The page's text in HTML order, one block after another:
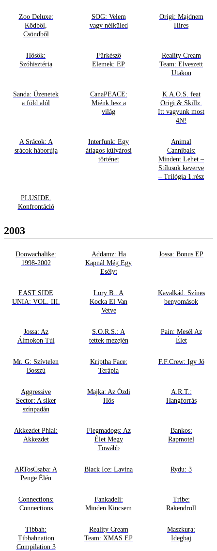
Zoo Deluxe:
Ködből,
Csöndből
SOG: Velem
vagy nélküled
Origi: Majdnem
Híres
Hősök:
Szóhisztéria
Fűrkésző
Elemek: EP
Reality Cream
Team: Elveszett
Utakon
Sanda: Üzenetek
a föld alól
CanaPEACE:
Miénk lesz a
világ
K.A.O.S. feat
Origi & Skillz:
Itt vagyunk most
4N!
A Srácok: A
srácok háborúja
Interfunk: Egy
átlagos külvárosi
történet
Animal
Cannibals:
Mindent Lehet –
Stílusok keverve
– Trilógia 1.rész
PLUSIDE:
Konfrontáció
2003
Doowachalike:
1998-2002
Addamz: Ha
Kapnál Még Egy
Esélyt
Jossa: Bonus EP
EAST SIDE
UNIA: VOL. III.
Lory B.: A
Kocka El Van
Vetve
Kavalkád: Színes
benyomások
Jossa: Az
Álmokon Túl
S.O.R.S.: A
tettek mezején
Pain: Mesél Az
Élet
Mr. G: Szívtelen
Bosszú
Kriptha Face:
Terápia
F.F.Crew: Igy Jó
Aggressive
Sector: A siker
színpadán
Majka: Az Ózdi
Hős
A.R.T.:
Hangforrás
Akkezdet Phiai:
Akkezdet
Flegmadogs: Az
Élet Megy
Towább
Bankos:
Rapmotel
ARTosCsaba: A
Penge Élén
Black Ice: Lavina Rydu: 3
Connections:
Connections
Fankadeli:
Minden Kincsem
Tribe:
Rakendroll
Tibbah:
Tibbahnation
Compilation 3
Reality Cream
Team: XMAS EP
Maszkura:
Idegbaj